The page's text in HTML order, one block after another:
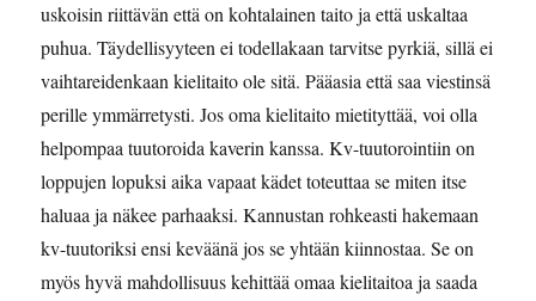
uskoisin riittävän että on kohtalainen taito ja että uskaltaa
puhua. Täydellisyyteen ei todellakaan tarvitse pyrkiä, sillä ei
vaihtareidenkaan kielitaito ole sitä. Pääasia että saa viestinsä
perille ymmärretysti. Jos oma kielitaito mietityttää, voi olla
helpompaa tuutoroida kaverin kanssa. Kv-tuutorointiin on
loppujen lopuksi aika vapaat kädet toteuttaa se miten itse
haluaa ja näkee parhaaksi. Kannustan rohkeasti hakemaan
kv-tuutoriksi ensi keväänä jos se yhtään kiinnostaa. Se on
myös hyvä mahdollisuus kehittää omaa kielitaitoa ja saada